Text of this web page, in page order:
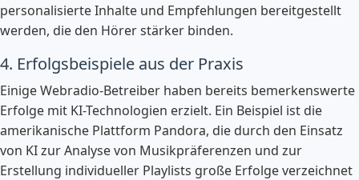
personalisierte Inhalte und Empfehlungen bereitgestellt
werden, die den Hörer stärker binden.
4. Erfolgsbeispiele aus der Praxis
Einige Webradio-Betreiber haben bereits bemerkenswerte
Erfolge mit KI-Technologien erzielt. Ein Beispiel ist die
amerikanische Plattform Pandora, die durch den Einsatz
von KI zur Analyse von Musikpräferenzen und zur
Erstellung individueller Playlists große Erfolge verzeichnet